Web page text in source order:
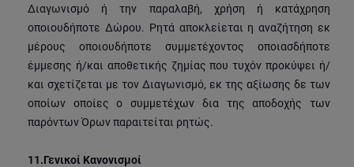
Διαγωνισμό ή την παραλαβή, χρήση ή κατάχρηση
οποιουδήποτε Δώρου. Ρητά αποκλείεται η αναζήτηση εκ
μέρους οποιουδήποτε συμμετέχοντος οποιασδήποτε
έμμεσης ή/και αποθετικής ζημίας που τυχόν προκύψει ή/
και σχετίζεται με τον Διαγωνισμό, εκ της αξίωσης δε των
οποίων οποίες ο συμμετέχων δια της αποδοχής των
παρόντων Όρων παραιτείται ρητώς.
11.Γενικοί Κανονισμοί